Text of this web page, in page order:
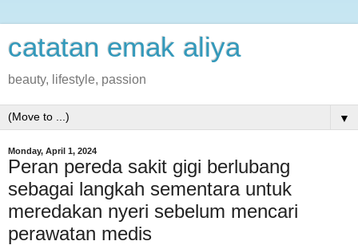
catatan emak aliya
beauty, lifestyle, passion
▼
Monday, April 1, 2024
Peran pereda sakit gigi berlubang
sebagai langkah sementara untuk
meredakan nyeri sebelum mencari
perawatan medis